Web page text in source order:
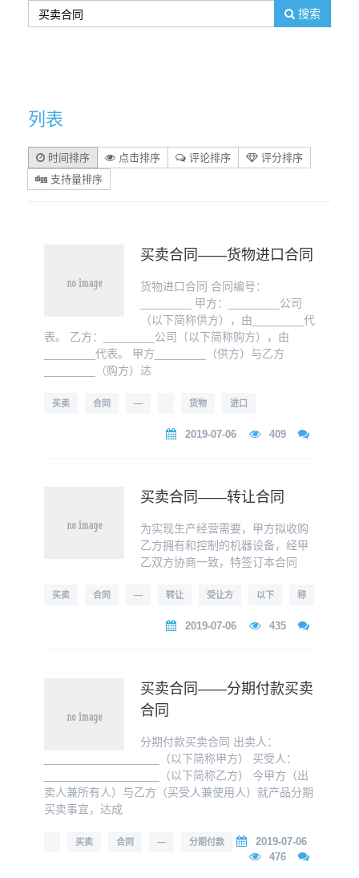
搜索
列表
时间排序 点击排序 评论排序
评分排序
支持量排序
买卖合同——​货物进口合同
货物进口合同 合同编号：
________ 甲方：________公司
（以下简称供方），由________代
表。 乙方：________公司（以下简称购方），由
________代表。 甲方________（供方）与乙方
________（购方）达
买卖 合同 — 货物 进口
2019-07-06 409
买卖合同——转让合同
为实现生产经营需要，甲方拟收购
乙方拥有和控制的机器设备，经甲
乙双方协商一致，特签订本合同
买卖 合同 — 转让 受让方 以下 称
2019-07-06 435
​买卖合同——分期付款买卖
合同
分期付款买卖合同 出卖人：
__________________（以下简称甲方） 买受人：
__________________（以下简称乙方） 今甲方（出
卖人兼所有人）与乙方（买受人兼使用人）就产品分期
买卖事宜，达成
买卖 合同 — 分期付款
2019-07-06
476